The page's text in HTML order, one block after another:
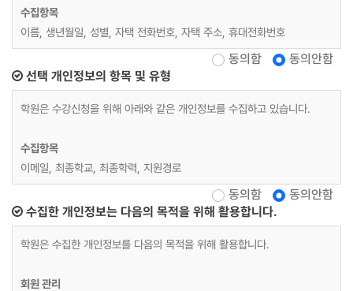
수집항목
이름, 생년월일, 성별, 자택 전화번호, 자택 주소, 휴대전화번호
재직자 교육
위 수집항목 포함, 사업장명, 사업장 대표자, 업태, 종목, 사업장 전화, 팩
스번호, 사업장 주소, 상시근로자 수, 수강료 환급 계좌정보
개인정보 수집방법
홈페이지(수강신청)
동의함
동의안함
선택 개인정보의 항목 및 유형
학원은 수강신청을 위해 아래와 같은 개인정보를 수집하고 있습니다.
수집항목
이메일, 최종학교, 최종학력, 지원경로
동의함
동의안함
수집한 개인정보는 다음의 목적을 위해 활용합니다.
학원은 수집한 개인정보를 다음의 목적을 위해 활용합니다.
회원 관리